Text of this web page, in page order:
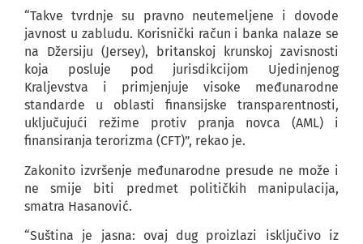
“Takve tvrdnje su pravno neutemeljene i dovode
javnost u zabludu. Korisnički račun i banka nalaze se
na Džersiju (Jersey), britanskoj krunskoj zavisnosti
koja posluje pod jurisdikcijom Ujedinjenog
Kraljevstva i primjenjuje visoke međunarodne
standarde u oblasti finansijske transparentnosti,
uključujući režime protiv pranja novca (AML) i
finansiranja terorizma (CFT)”, rekao je.
Zakonito izvršenje međunarodne presude ne može i
ne smije biti predmet političkih manipulacija,
smatra Hasanović.
“Suština je jasna: ovaj dug proizlazi isključivo iz